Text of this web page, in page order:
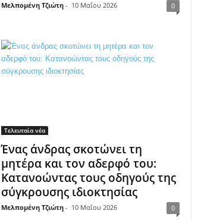
Μελπομένη Τζιώτη - 10 Μαΐου 2026 0
Τελευταία νέα
Ένας άνδρας σκοτώνει τη
μητέρα και τον αδερφό του:
Κατανοώντας τους οδηγούς της
σύγκρουσης ιδιοκτησίας
Μελπομένη Τζιώτη - 10 Μαΐου 2026 0